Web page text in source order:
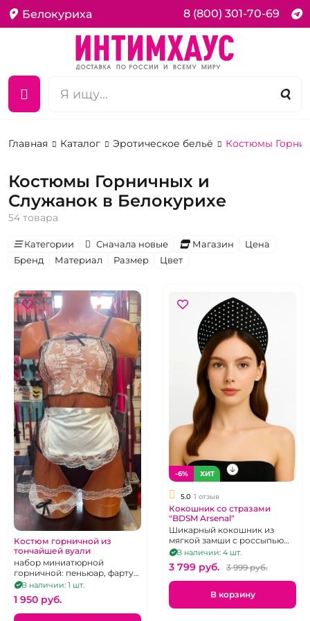
Белокуриха 8 (800) 301-70-69
Главная Каталог Эротическое бельё Костюмы
Костюмы Горничных и
Служанок в Белокурихе
54 товара
Категории Сначала новые Магазин
Цена
Бренд
Материал Размер Цвет
Костюм горничной из
тончайшей вуали
набор миниатюрной
горничной: пеньюар, фартук,
чепчик, нарукавники,
подвязка, трусики-стринги,
р 38-40
В наличии: 1 шт.
1 950 pуб.
-6% ХИТ
5.0 1 отзыв
Кокошник со стразами
"BDSM Arsenal"
Шикарный кокошник из
мягкой замши с россыпью
страз.
В наличии: 4 шт.
3 799 pуб. 3 999 pуб.
В корзину